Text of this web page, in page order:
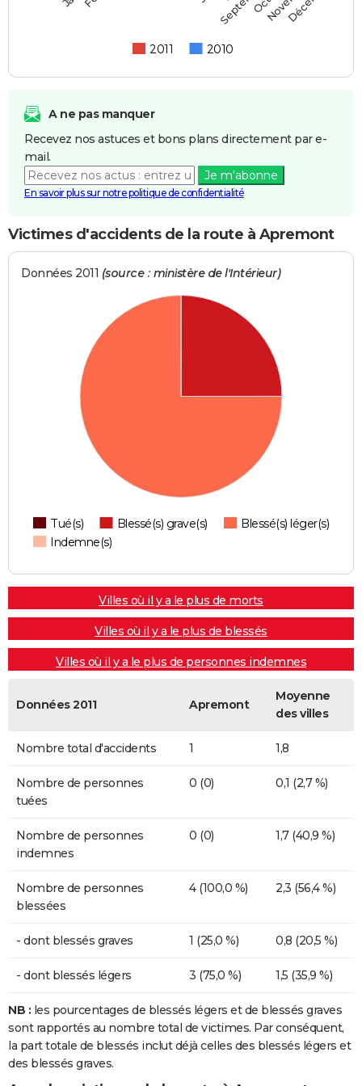
2011 2010
A ne pas manquer
Recevez nos astuces et bons plans directement par e-
mail.
Je m'abonne
En savoir plus sur notre politique de confidentialité
Victimes d'accidents de la route à Apremont
Données 2011 (source : ministère de l'Intérieur)
Tué(s) Blessé(s) grave(s)
Blessé(s) léger(s)
Indemne(s)
Villes où il y a le plus de morts
Villes où il y a le plus de blessés
Villes où il y a le plus de personnes indemnes
Données 2011 Apremont
Moyenne
des villes
Nombre total d'accidents 1 1,8
Nombre de personnes
tuées
0 (0) 0,1 (2,7 %)
Nombre de personnes
indemnes
0 (0) 1,7 (40,9 %)
Nombre de personnes
blessées
4 (100,0 %) 2,3 (56,4 %)
- dont blessés graves 1 (25,0 %) 0,8 (20,5 %)
- dont blessés légers 3 (75,0 %) 1,5 (35,9 %)
NB : les pourcentages de blessés légers et de blessés graves
sont rapportés au nombre total de victimes. Par conséquent,
la part totale de blessés inclut déjà celles des blessés légers et
des blessés graves.